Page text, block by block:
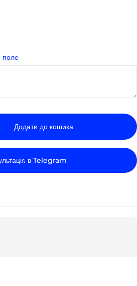
поле
Додати до кошика
в Telegram